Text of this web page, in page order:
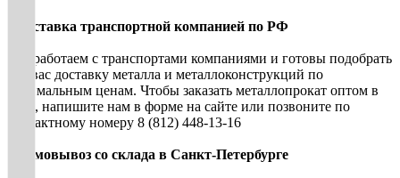
• Доставка транспортной компанией по РФ
Мы работаем с транспортами компаниями и готовы подобрать
для вас доставку металла и металлоконструкций по
оптимальным ценам. Чтобы заказать металлопрокат оптом в
СПб, напишите нам в форме на сайте или позвоните по
контактному номеру 8 (812) 448-13-16
• Самовывоз со склада в Санкт-Петербурге